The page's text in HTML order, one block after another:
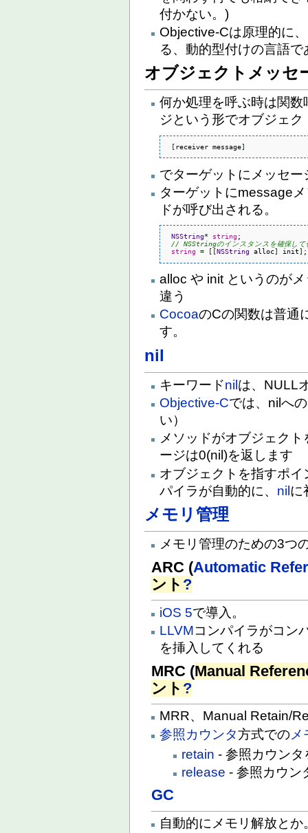
付かない。)
Objective-Cは原理的に
る、動的型付けの言語で
オブジェクトメッセ
何か処理を呼ぶ時は関
ジという形でオブジェ
[receiver message]
でターゲットにメッセー
ターゲットにmessage
ドが呼び出される。
NSString* string ;
// NSStringのインスタンスを確保して
string
= [ [NSString alloc] init] ;
alloc や init というのが
違う
CocoaのCの関数は普通
す。
nil
キーワードnilは、NULL
Objective-Cでは、nilへ
い）
メソッドがオブジェク
ージは0(nil)を返します
オブジェクトを指すポ
パイラが自動的に、 nilに
メモリ管理
メモリ管理のための3つ
ARC (Automatic
ント ?
iOS 5で導入。
LLVMコンパイラがコン
を挿入してくれる
MRC (Manual
ント ?
MRR、Manual Retain/
参照カウンタ方式でのメ
retain - 参照カウン
release - 参照カウン
GC
自動的にメモリ解放とか